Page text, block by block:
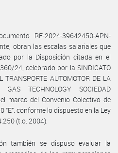
RE-2024-39642450-APN-
obran las escalas salariales que
por la Disposición citada en el
24, celebrado por la SINDICATO
TRANSPORTE AUTOMOTOR DE LA
TECHNOLOGY SOCIEDAD
marco del Convenio Colectivo de
“E”. conforme lo dispuesto en la Ley
(t.o. 2004).
también se dispuso evaluar la